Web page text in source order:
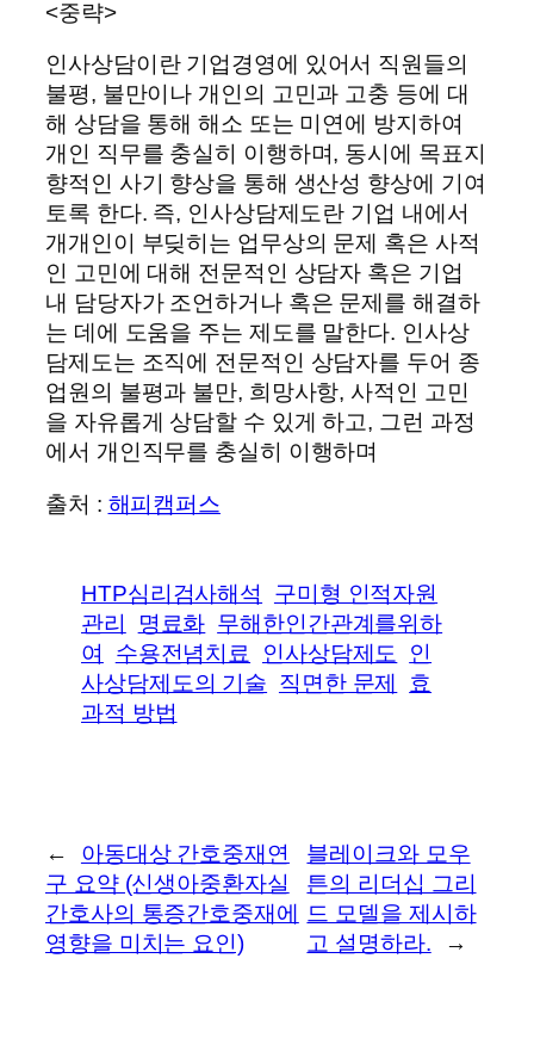
<중략>
인사상담이란 기업경영에 있어서 직원들의
불평, 불만이나 개인의 고민과 고충 등에 대
해 상담을 통해 해소 또는 미연에 방지하여
개인 직무를 충실히 이행하며, 동시에 목표지
향적인 사기 향상을 통해 생산성 향상에 기여
토록 한다. 즉, 인사상담제도란 기업 내에서
개개인이 부딪히는 업무상의 문제 혹은 사적
인 고민에 대해 전문적인 상담자 혹은 기업
내 담당자가 조언하거나 혹은 문제를 해결하
는 데에 도움을 주는 제도를 말한다. 인사상
담제도는 조직에 전문적인 상담자를 두어 종
업원의 불평과 불만, 희망사항, 사적인 고민
을 자유롭게 상담할 수 있게 하고, 그런 과정
에서 개인직무를 충실히 이행하며
출처 : 해피캠퍼스
HTP심리검사해석
구미형 인적자원
관리
명료화 무해한인간관계를위하
여
수용전념치료 인사상담제도
인
사상담제도의 기술 직면한 문제
효
과적 방법
←
아동대상 간호중재연
구 요약 (신생아중환자실
간호사의 통증간호중재에
영향을 미치는 요인)
블레이크와 모우
튼의 리더십 그리
드 모델을 제시하
고 설명하라.
→